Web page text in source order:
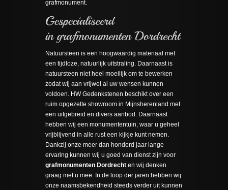
grafmonument.
Natuursteen is een hoogwaardig materiaal met
een tijdloze, natuurlijk uitstraling. Daarnaast is
natuursteen niet heel moeilijk om te bewerken
zodat wij aan vrijwel al uw wensen kunnen
voldoen. HW Gedenkstenen beschikt over een
ruim opgezette showroom in Mijnsherenland met
een uitgebreid en divers aanbod. Daarnaast
hebben wij een monumententuin, waar u geheel
vrijblijvend in alle rust een kijkje kunt nemen.
Dankzij onze meer dan honderd jaar lange
ervaring kunnen wij u goed van dienst zijn voor
grafmonumenten Dordrecht en wij denken
graag met u mee. In de loop der jaren hebben wij
onze naamsbekendheid steeds verder uit kunnen